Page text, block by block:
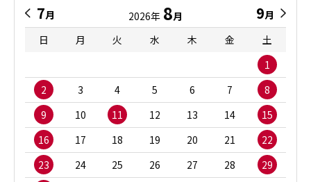
7月 2026年 8月 9月
日
月 火 水 木 金
土
1
2
3 4 5 6 7
8
9
10 11 12 13 14
15
16
17 18 19 20 21
22
23
24 25 26 27 28 29